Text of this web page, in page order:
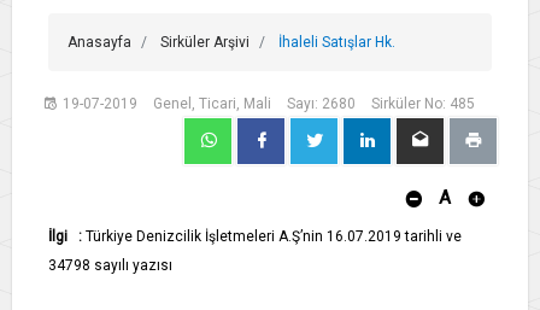
Anasayfa Sirküler Arşivi İhaleli Satışlar Hk.
19-07-2019 Genel, Ticari, Mali Sayı: 2680 Sirküler No: 485
A
İlgi : Türkiye Denizcilik İşletmeleri A.Ş’nin 16.07.2019 tarihli ve
34798 sayılı yazısı